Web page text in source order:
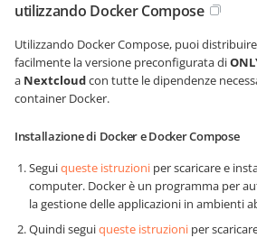
utilizzando Docker Compose
Utilizzando Docker Compose, puoi
facilmente la versione preconfigurata di
a Nextcloudcon tutte le dipendenze
container Docker.
Installazione di Docker e Docker Compose
Seguiqueste istruzioni per scaricare e
computer. Docker è un programma per
la gestione delle applicazioni in ambienti
Quindi seguiqueste istruzioni per